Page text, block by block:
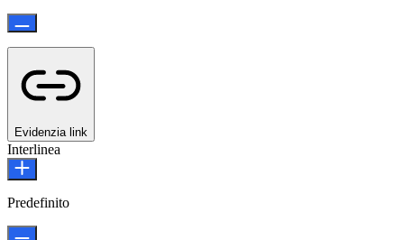
Evidenzia link
Interlinea
Predefinito